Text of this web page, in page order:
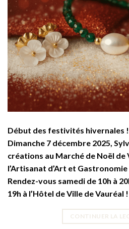
Début des festivités hivernales
Dimanche 7 décembre 2025,
créations au Marché de Noël de
l’Artisanat d’Art et
Rendez-vous samedi de 10h à
19h à l’Hôtel de Ville de Vauréal
CONTINUER LA